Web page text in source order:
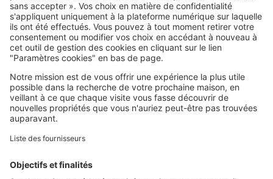
Image
Réglementations
cadre de travaux de construction
Nos plans de maison